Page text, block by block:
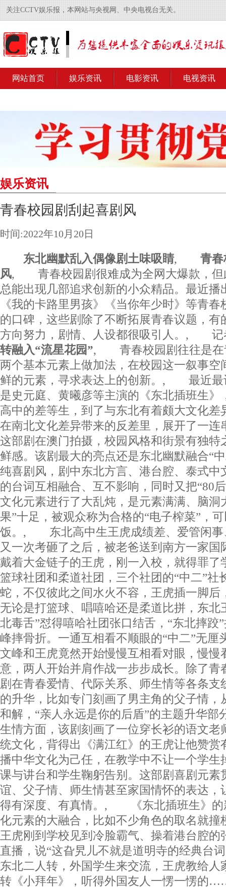
关注CCTV娱乐报，本网站与央视网、中央电视台无关。
网站首页 娱乐资讯 电影资讯 电视资讯
娱乐资讯
青春校园剧刮起喜剧风
时间:2022年10月20日
东北幽默乱入偶像剧土味吸睛, 青
风, 青春校园剧很难成为全网大爆款，但
总能出现几部追求创新的小众精品。最近播
《我的卡路里男孩》《当你年少时》等青
的口碑，这些剧除了不断拓展青春议题，有
方向努力，剧情、人设都很吸引人。,
转融入“流星花园”, 青春校园剧往往是在
两个基本元素上做加法，在校园这一叙事空
鲜的元素，寻求表达上的创新。, 最近最
是史元庭、黄曦彦等主演的《东北插班生》
高中的差等生，到了与东北有着颇大文化差
在南北文化差异带来的反差里，展开了一连
这部剧在澳门拍摄，校园风格和街景有独特
鲜感。该剧最大的亮点还是东北幽默融合“
纯喜剧风，剧中东北方言、港台腔、泰式中
的台词互相融合、互不影响，同时又把“80
文化元素进行了大乱炖，是元素满满、脑洞
果”十足，被观众称为合格的“电子榨菜”，
饭。, 东北高中生王虎成绩差、爱管闲事
又一次考砸了之后，被老爸送到南方一家国
戴着大金链子的王虎，刚一入校，就得罪了
篮球社团和柔道社团，三个社团的“中二”社
蛇，不仅彼此之间水火不容，王虎插一脚后
无论是打篮球、唱嘻哈还是柔道比拼，东北
北毒舌”怼得嘻哈社团张口结舌，“东北摔跤
峰摔骨折。一通互相看不顺眼的“中二”无厘
文峰和王虎竟然开始慢慢互相看对眼，慢慢
意，两人开始并肩作战一步步成长。除了青
剧在青春爱情、代际关系、师生情等各条支
的升华，比如专门刻画了男主角的父子情，
和解，“亲人永远是你的后盾”的主题升华部
生情方面，该剧刻画了一位穿长衫的语文老
统文化，背得出《满江红》的王虎让他赞赏
播中华文化为己任，在教学中不让一个学生
课与讲台和学生鞠躬告别。这部剧喜剧元素
谊、父子情、师生情甚至家国情怀的表达，
得有深度、有真情。, 《东北插班生》的
化元素的大融合，比如不少角色的取名就撞
王虎刚到学校见到冷脸霸气、操着港台腔的
直播，说“这旮旯儿不就是道明寺的经典台
东北二人转，外国学生来交流，王虎教给人
转《小拜年》，听得外国友人一愣一愣的